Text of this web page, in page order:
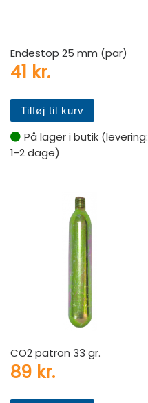
Endestop 25 mm (par)
41 kr.
Tilføj til kurv
På lager i butik (levering:
1-2 dage)
CO2 patron 33 gr.
89 kr.